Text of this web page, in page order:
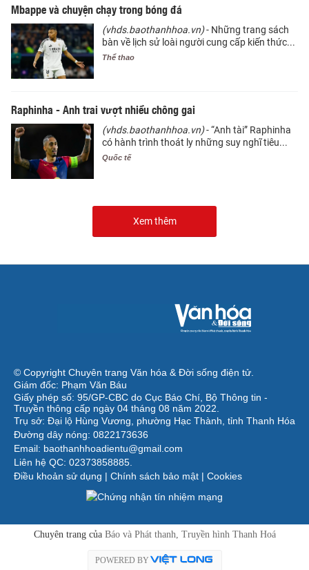
Mbappe và chuyện chạy trong bóng đá
(vhds.baothanhhoa.vn)- Những trang sách
bàn về lịch sử loài người cung cấp kiến thức...
Thể thao
Raphinha - Anh trai vượt nhiều chông gai
(vhds.baothanhhoa.vn)- “Anh tài” Raphinha
có hành trình thoát ly những suy nghĩ tiêu...
Quốc tế
Xem thêm
© Copyright Chuyên trang Văn hóa & Đời sống điện tử.
Giám đốc: Phạm Văn Báu
Giấy phép số: 95/GP-CBC do Cục Báo Chí, Bộ Thông tin -
Truyền thông cấp ngày 04 tháng 08 năm 2022.
Trụ sở: Đại lộ Hùng Vương, phường Hạc Thành, tỉnh Thanh Hóa
Đường dây nóng: 0822173636
Email: baothanhhoadientu@gmail.com
Liên hệ QC: 02373858885.
Điều khoản sử dụng | Chính sách bảo mật | Cookies
Chuyên trang của Báo và Phát thanh, Truyền hình Thanh Hoá
POWERED BY